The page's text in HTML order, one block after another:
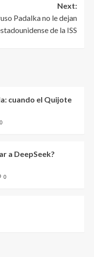
Next:
Padalka no le dejan
de la ISS
cuando el Quijote
0
a DeepSeek?
0